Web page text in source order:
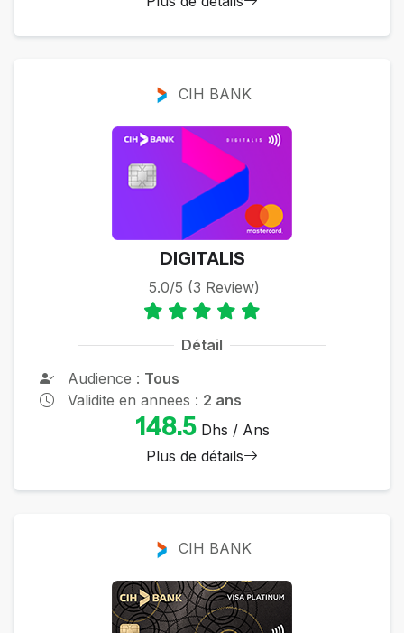
CIH BANK
DIGITALIS
5.0/5 (3 Review)
Détail
Audience : Tous
Validite en annees : 2 ans
148.5Dhs / Ans
Plus de détails
CIH BANK